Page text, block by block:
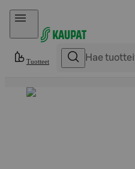
Hyppää sisältöön
Tuotteet